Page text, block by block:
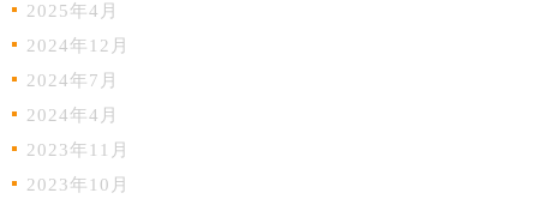
2025年4月
2024年12月
2024年7月
2024年4月
2023年11月
2023年10月